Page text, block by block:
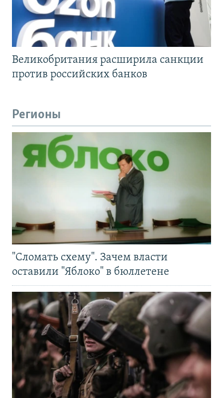
Великобритания расширила санкции
против российских банков
Регионы
"Сломать схему". Зачем власти
оставили "Яблоко" в бюллетене